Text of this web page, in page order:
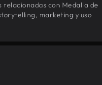
con Medalla de
marketing y uso